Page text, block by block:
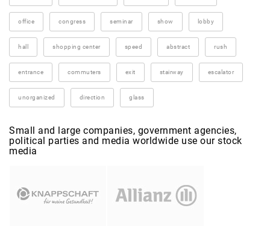
office congress seminar show lobby
hall shopping center speed abstract rush
entrance commuters exit stairway escalator
unorganized direction glass
Small and large companies, government agencies,
political parties and media worldwide use our stock
media